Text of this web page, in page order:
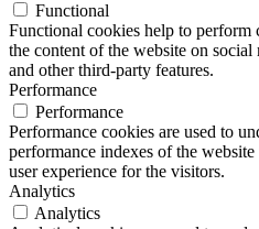
Functional
Functional cookies help to
the content of the website on
and other third-party features.
Performance
Performance
Performance cookies are used to
performance indexes of the
user experience for the visitors.
Analytics
Analytics